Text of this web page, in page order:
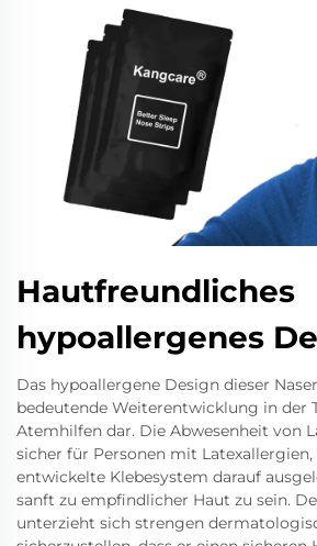
Hautfreundliches
hypoallergenes
Das hypoallergene Design dieser
bedeutende Weiterentwicklung in der
Atemhilfen dar. Die Abwesenheit von
sicher für Personen mit Latexallergien,
entwickelte Klebesystem darauf
sanft zu empfindlicher Haut zu sein.
unterzieht sich strengen